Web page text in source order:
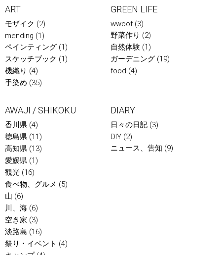
ART
モザイク (2)
mending (1)
ペインティング (1)
スケッチブック (1)
機織り (4)
手染め (35)
GREEN LIFE
wwoof(3)
野菜作り (2)
自然体験 (1)
ガーデニング (19)
food (4)
AWAJI / SHIKOKU
香川県 (4)
徳島県 (11)
高知県 (13)
愛媛県 (1)
観光 (16)
食べ物、グルメ (5)
山 (6)
川、海 (6)
空き家 (3)
淡路島 (16)
祭り・イベント (4)
DIARY
日々の日記 (3)
DIY (2)
ニュース、告知 (9)